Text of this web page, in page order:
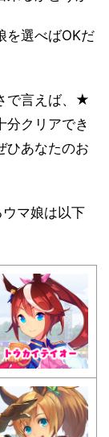
を選べばOKだ
で言えば、★
分クリアでき
ひあなたのお
マ娘は以下